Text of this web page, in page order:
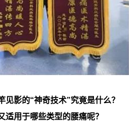
见影的“神奇技术”究竟是什么？
适用于哪些类型的腰痛呢？